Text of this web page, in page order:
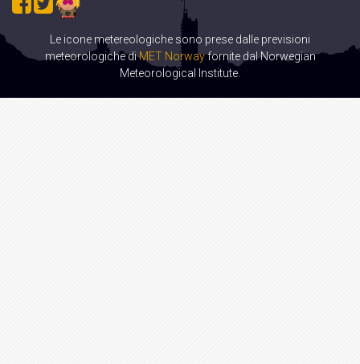
Le icone metereologiche sono prese dalle previsioni
meteorologiche diMET Norwayfornite dal Norwegian
Meteorological Institute.